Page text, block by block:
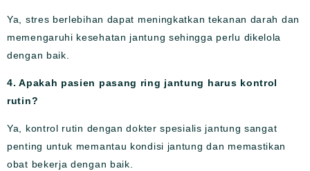
Ya, stres berlebihan dapat meningkatkan tekanan darah dan
memengaruhi kesehatan jantung sehingga perlu dikelola
dengan baik.
4. Apakah pasien pasang ring jantung harus kontrol
rutin?
Ya, kontrol rutin dengan dokter spesialis jantung sangat
penting untuk memantau kondisi jantung dan memastikan
obat bekerja dengan baik.